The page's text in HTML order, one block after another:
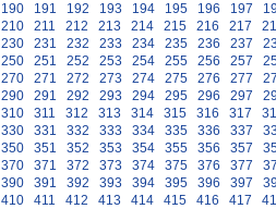
190 191 192 193 194 195 196 197
210 211 212 213 214 215 216 217
230 231 232 233 234 235 236 237
250 251 252 253 254 255 256 257
270 271 272 273 274 275 276 277
290 291 292 293 294 295 296 297
310 311 312 313 314 315 316 317
330 331 332 333 334 335 336 337
350 351 352 353 354 355 356 357
370 371 372 373 374 375 376 377
390 391 392 393 394 395 396 397
410 411 412 413 414 415 416 417